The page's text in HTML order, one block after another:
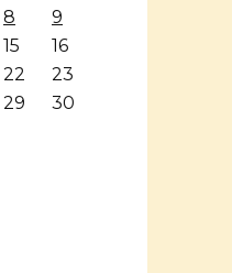
8
9
15
16
22
23
29
30